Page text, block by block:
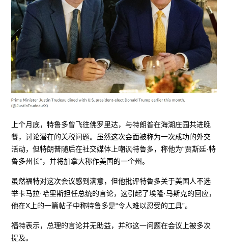
上个月底，特鲁多曾飞往佛罗里达，与特朗普在海湖庄园共进晚
餐，讨论潜在的关税问题。虽然这次会面被称为一次成功的外交
活动，但特朗普随后在社交媒体上嘲讽特鲁多，称他为“贾斯廷·特
鲁多州长”，并将加拿大称作美国的一个州。
虽然福特对这次会议感到满意，但他批评特鲁多关于美国人不选
举卡马拉·哈里斯担任总统的言论，这引起了埃隆·马斯克的回应，
他在X上的一篇帖子中称特鲁多是“令人难以忍受的工具”。
福特表示，总理的言论并无助益，并称这一问题在会议上被多次
提及。